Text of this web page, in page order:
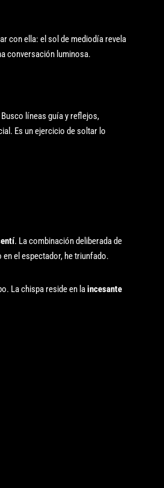
con ella: el sol de mediodía revela
conversación luminosa.
Busco líneas guía y reflejos,
Es un ejercicio de soltar lo
. La combinación deliberada de
el espectador, he triunfado.
La chispa reside en laincesante